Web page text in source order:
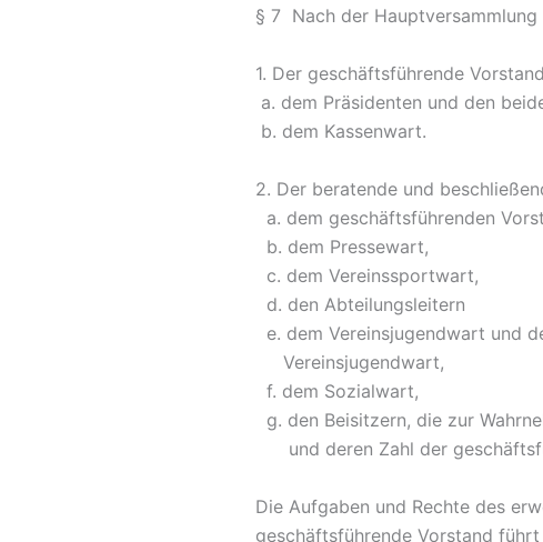
§ 7 Nach der Hauptversammlung
1. Der geschäftsführende
a. dem Präsidenten und den
b. dem Kassenwart.
2. Der beratende und
a. dem geschäftsführenden
b. dem Pressewart,
c. dem Vereinssportwart,
d. den Abteilungsleitern
e. dem Vereinsjugendwart und
Vereinsjugendwart,
f. dem Sozialwart,
g. den Beisitzern, die zur
und deren Zahl der
Die Aufgaben und Rechte des
geschäftsführende Vorstand